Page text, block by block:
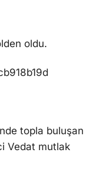
oldu.
topla buluşan
Vedat mutlak